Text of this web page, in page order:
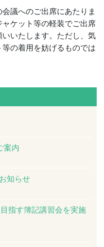
議へのご出席にあたりま
ケット等の軽装でご出席
いたします。ただし、気
の着用を妨げるものでは
案内
知らせ
指す簿記講習会を実施